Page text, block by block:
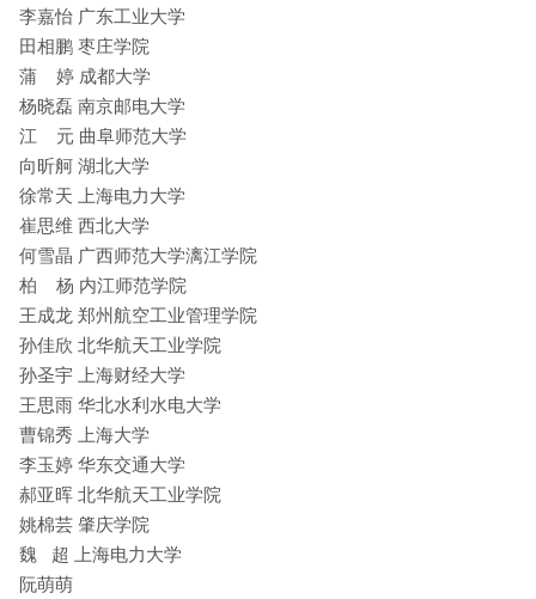
李嘉怡 广东工业大学
田相鹏 枣庄学院
蒲 婷 成都大学
杨晓磊 南京邮电大学
江 元 曲阜师范大学
向昕舸 湖北大学
徐常天 上海电力大学
崔思维 西北大学
何雪晶 广西师范大学漓江学院
柏 杨 内江师范学院
王成龙 郑州航空工业管理学院
孙佳欣 北华航天工业学院
孙圣宇 上海财经大学
王思雨 华北水利水电大学
曹锦秀 上海大学
李玉婷 华东交通大学
郝亚晖 北华航天工业学院
姚棉芸 肇庆学院
魏 超 上海电力大学
阮萌萌